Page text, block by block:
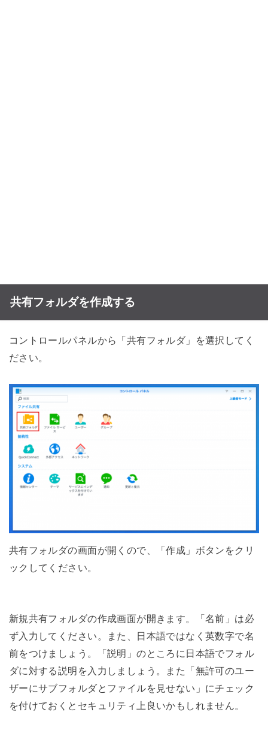
共有フォルダを作成する
コントロールパネルから「共有フォルダ」を選択してく
ださい。
共有フォルダの画面が開くので、「作成」ボタンをクリ
ックしてください。
新規共有フォルダの作成画面が開きます。「名前」は必
ず入力してください。また、日本語ではなく英数字で名
前をつけましょう。「説明」のところに日本語でフォル
ダに対する説明を入力しましょう。また「無許可のユー
ザーにサブフォルダとファイルを見せない」にチェック
を付けておくとセキュリティ上良いかもしれません。